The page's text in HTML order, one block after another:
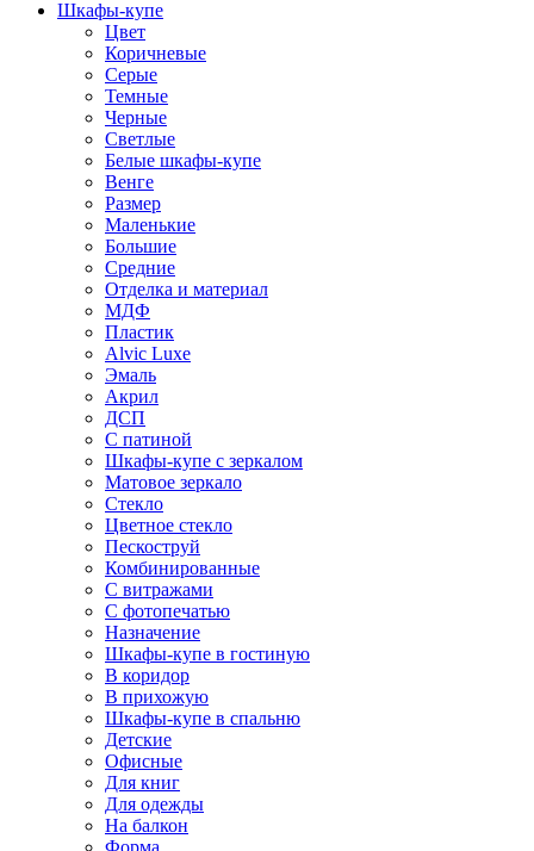
Шкафы-купе
Цвет
Коричневые
Серые
Темные
Черные
Светлые
Белые шкафы-купе
Венге
Размер
Маленькие
Большие
Средние
Отделка и материал
МДФ
Пластик
Alvic Luxe
Эмаль
Акрил
ДСП
С патиной
Шкафы-купе с зеркалом
Матовое зеркало
Стекло
Цветное стекло
Пескоструй
Комбинированные
С витражами
С фотопечатью
Назначение
Шкафы-купе в гостиную
В коридор
В прихожую
Шкафы-купе в спальню
Детские
Офисные
Для книг
Для одежды
На балкон
Форма